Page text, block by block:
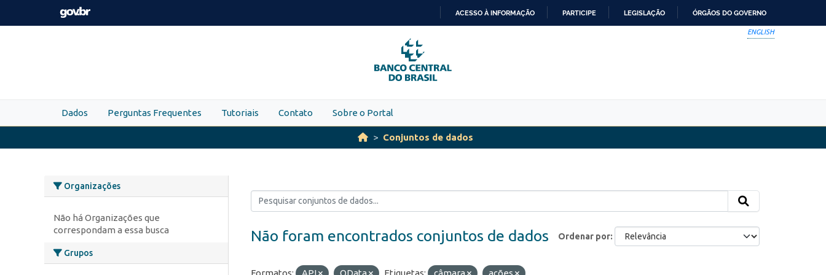
Skip to main content
PARA
O
CONTEÚDO
ACESSO À INFORMAÇÃO PARTICIPE LEGISLAÇÃO ÓRGÃOS DO GOVERNO
ENGLISH
Dados Perguntas Frequentes Tutoriais Contato Sobre o Portal
Conjuntos de dados
Organizações
Não há Organizações que
correspondam a essa busca
Grupos
Ordenar por
Não foram encontrados conjuntos de dados
Formatos: API OData Etiquetas: câmara ações